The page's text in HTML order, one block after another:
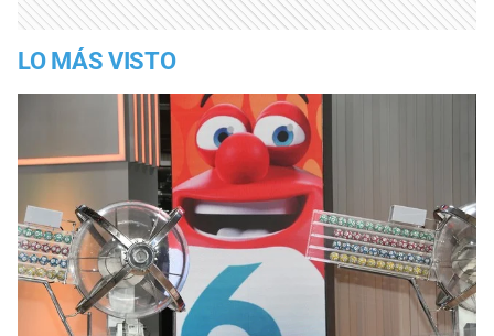
LO MÁS VISTO